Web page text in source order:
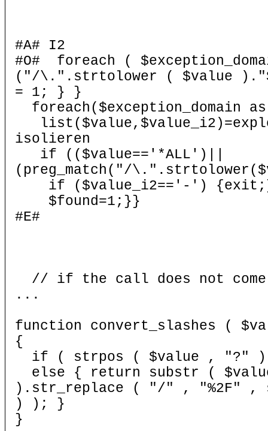
#A# I2
#O# foreach (
("/\.".strtolower ( $value
= 1; } }
foreach($exception_domain
isolieren
if (($value=='*ALL')||
(preg_match("/
if ($value_i2=='-')
$found=1;}}
#E#
// if the call does not come
...
function convert_slashes (
{
if ( strpos ( $value , "?" )
else { return substr (
).str_replace ( "/" , "%2F" ,
) ); }
}